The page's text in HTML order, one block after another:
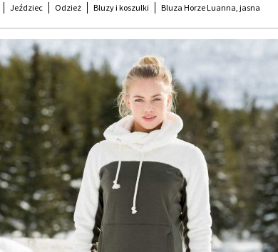
Jeździec Odzież Bluzy i koszulki Bluza Horze Luanna, jasna